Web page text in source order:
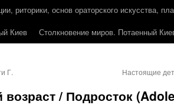
риторики, основ ораторского искусства,
Киев
Столкновение миров. Потаенный
Г. Настоящие
/ Подросток